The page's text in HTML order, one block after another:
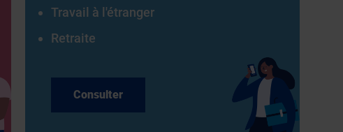
Travail à l'étranger
Retraite
Consulter